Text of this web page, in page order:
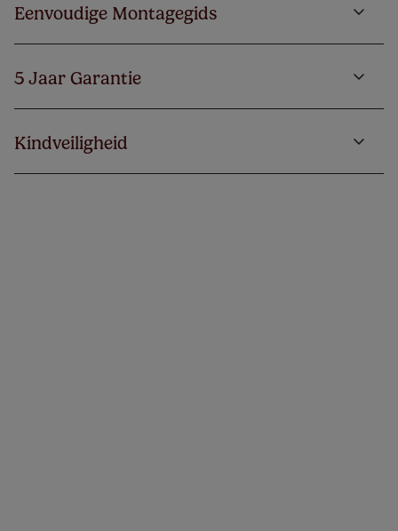
Eenvoudige Montagegids
5 Jaar Garantie
Kindveiligheid